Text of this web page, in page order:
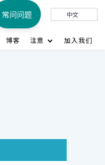
博客 注意 加入我们
常问问题 中文